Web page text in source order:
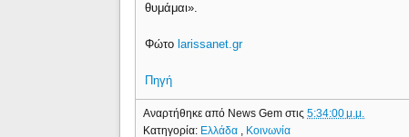
θυμάμαι».
Φώτο larissanet.gr
Πηγή
Αναρτήθηκε από News Gemστις5:34:00 μ.μ.
Κατηγορία: Ελλάδα Κοινωνία